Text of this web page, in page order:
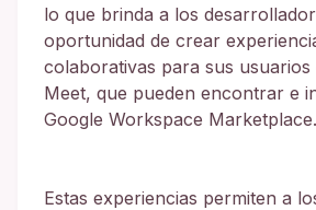
lo que brinda a los
oportunidad de crear
colaborativas para sus usuarios
Meet, que pueden encontrar e
Google Workspace Marketplace.
Estas experiencias permiten a